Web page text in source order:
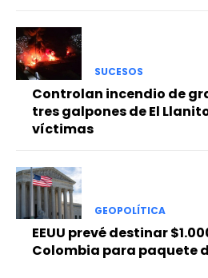
SUCESOS
Controlan incendio de
tres galpones de El
víctimas
GEOPOLÍTICA
EEUU prevé destinar
Colombia para paquete